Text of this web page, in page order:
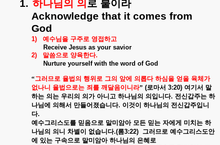
1. 하나님의 의 로 붙이라
Acknowledge that it comes from
God
1) 예수님을 구주로 영접하고
Receive Jesus as your savior
2)
말씀으로 양육한다.
Nurture yourself with the word of God
“그러므로 율법의 행위로 그의 앞에 의롭다 하심을 얻을 육체가
없나니 율법으로는 죄를 깨달음이니라” (로마서 3:20) 여기서 말
하는 의는 우리의 의가 아니고 하나님의 의입니다. 전신갑주는 하
나님에 의해서 만들어졌습니다. 이것이 하나님의 전신갑주입니
다.
예수그리스도를 믿음으로 말미암아 모든 믿는 자에게 미치는 하
나님의 의니 차별이 없습니다.(롬3:22) 그러므로 예수그리스도안
에 있는 구속으로 말미암아 하나님의 은혜로